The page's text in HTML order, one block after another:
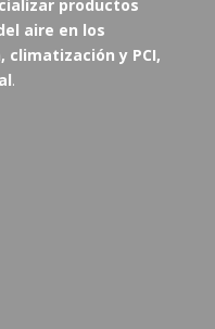
productos
aire en los
y PCI,
.